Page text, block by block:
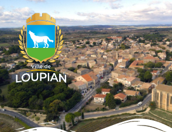
Aller
au
contenu
Commune